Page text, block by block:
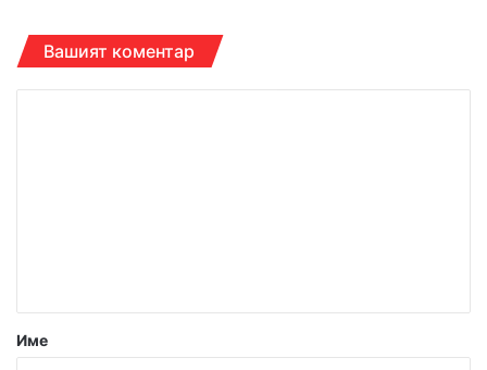
Вашият коментар
р
Име